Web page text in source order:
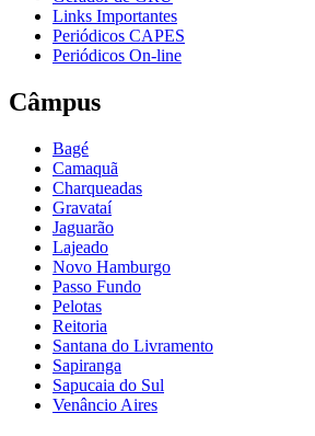
Links Importantes
Periódicos CAPES
Periódicos On-line
Câmpus
Bagé
Camaquã
Charqueadas
Gravataí
Jaguarão
Lajeado
Novo Hamburgo
Passo Fundo
Pelotas
Reitoria
Santana do Livramento
Sapiranga
Sapucaia do Sul
Venâncio Aires